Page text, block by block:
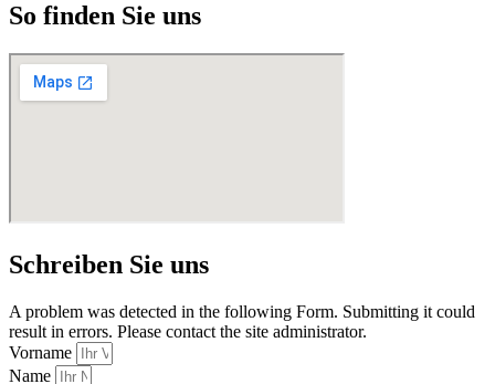
So finden Sie uns
Schreiben Sie uns
A problem was detected in the following Form. Submitting it could
result in errors. Please contact the site administrator.
Vorname
Name